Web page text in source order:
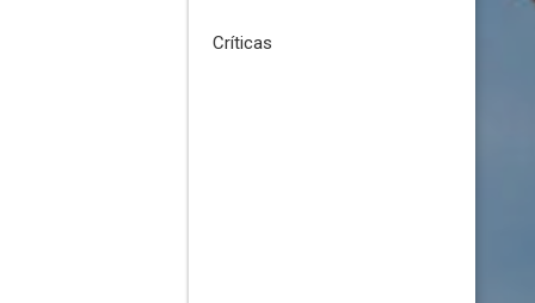
Críticas